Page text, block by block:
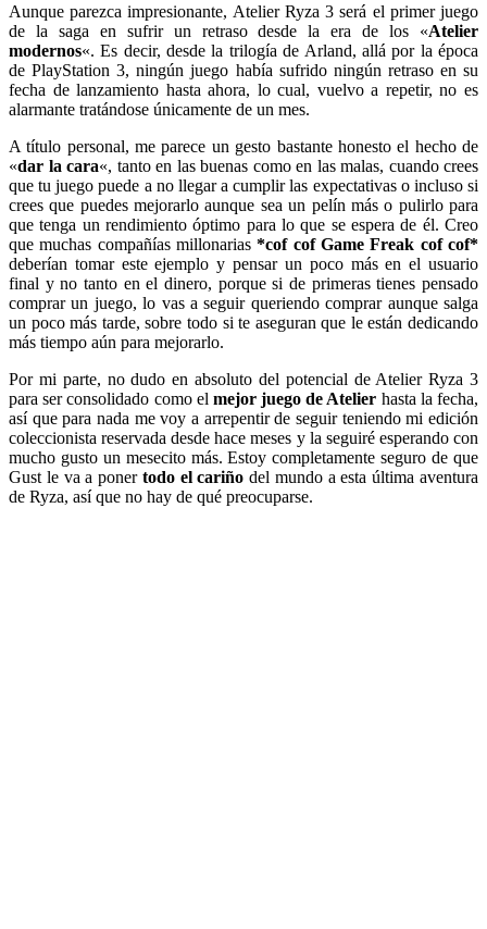
Aunque parezca impresionante, Atelier Ryza 3 será el primer juego
de la saga en sufrir un retraso desde la era de los «Atelier
modernos«. Es decir, desde la trilogía de Arland, allá por la época
de PlayStation 3, ningún juego había sufrido ningún retraso en su
fecha de lanzamiento hasta ahora, lo cual, vuelvo a repetir, no es
alarmante tratándose únicamente de un mes.
A título personal, me parece un gesto bastante honesto el hecho de
«dar la cara«, tanto en las buenas como en las malas, cuando crees
que tu juego puede a no llegar a cumplir las expectativas o incluso si
crees que puedes mejorarlo aunque sea un pelín más o pulirlo para
que tenga un rendimiento óptimo para lo que se espera de él. Creo
que muchas compañías millonarias*cof cof Game Freak cof cof*
deberían tomar este ejemplo y pensar un poco más en el usuario
final y no tanto en el dinero, porque si de primeras tienes pensado
comprar un juego, lo vas a seguir queriendo comprar aunque salga
un poco más tarde, sobre todo si te aseguran que le están dedicando
más tiempo aún para mejorarlo.
Por mi parte, no dudo en absoluto del potencial de Atelier Ryza 3
para ser consolidado como el mejor juego de Atelier hasta la fecha,
así que para nada me voy a arrepentir de seguir teniendo mi edición
coleccionista reservada desde hace meses y la seguiré esperando con
mucho gusto un mesecito más. Estoy completamente seguro de que
Gust le va a ponertodo el cariño del mundo a esta última aventura
de Ryza, así que no hay de qué preocuparse.